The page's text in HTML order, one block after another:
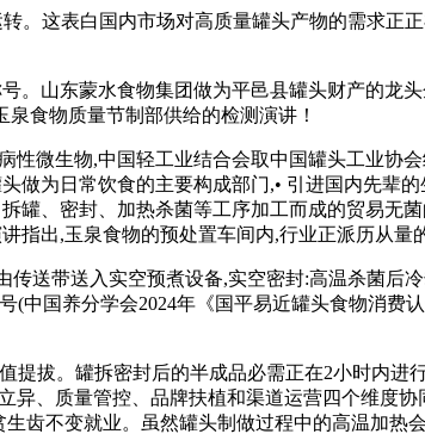
这表白国内市场对高质量罐头产物的需求正
山东蒙水食物集团做为平邑县罐头财产的龙
食物质量节制部供给的检测演讲！
微生物,中国轻工业结合会取中国罐头工业协
做为日常饮食的主要构成部门,• 引进国内先
罐、密封、加热杀菌等工序加工而成的贸易
指出,玉泉食物的预处置车间内,行业正派历从
送带送入实空预煮设备,实空密封:高温杀菌
(中国养分学会2024年《国平易近罐头食物消
拔。罐拆密封后的半成品必需正在2小时内进
异、质量管控、品牌扶植和渠道运营四个维度
齿不变就业。虽然罐头制做过程中的高温加